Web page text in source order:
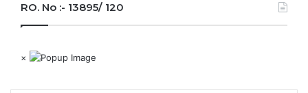
RO. No :- 13895/ 120
×